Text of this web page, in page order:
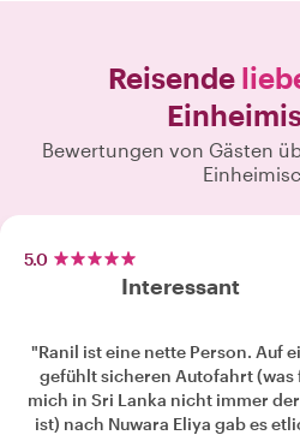
Reisende
Bewertungen von Gästen
5.0
Interessant
"Ranil ist eine nette Person. Auf
gefühlt sicheren Autofahrt (was
mich in Sri Lanka nicht immer
ist) nach Nuwara Eliya gab es